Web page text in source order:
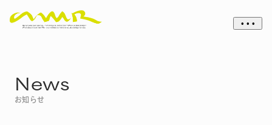
• • •
News
お知らせ